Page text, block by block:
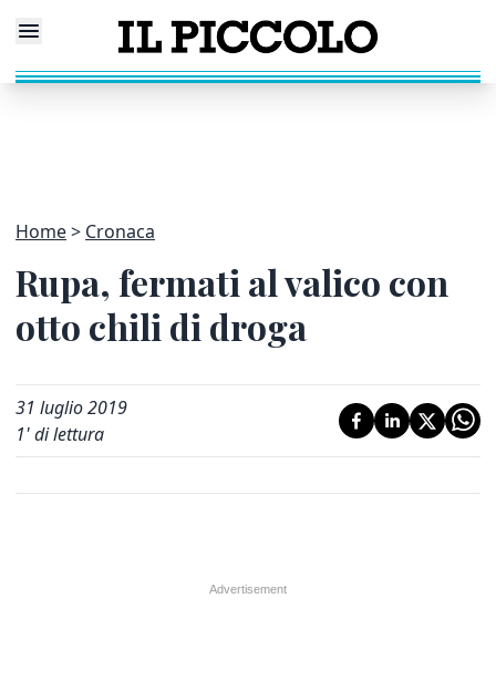
Home Cronaca
Rupa, fermati al valico con
otto chili di droga
31 luglio 2019
1' di lettura